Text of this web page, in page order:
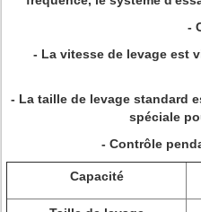
-
- La vitesse de levage est
- La taille de levage standard
spéciale
- Contrôle
Capacité